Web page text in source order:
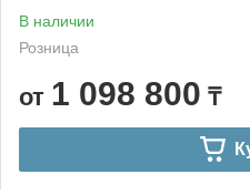
В наличии
Розница
от 1 098 800 ₸